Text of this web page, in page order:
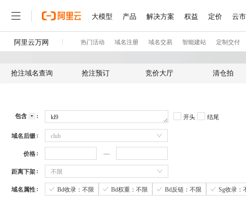
抢注域名查询 抢注预订 竞价大厅 清仓拍
包含 开头 结尾
域名后缀 club
价格
距离下架 不限
域名属性 Bd收录：不限 Bd权重：不限 Bd反链：不限 Sg收录：